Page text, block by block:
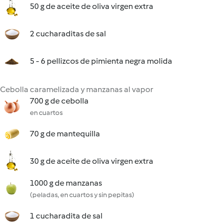
50 g de aceite de oliva virgen extra
2 cucharaditas de sal
5 - 6 pellizcos de pimienta negra molida
Cebolla caramelizada y manzanas al vapor
700 g de cebolla
en cuartos
70 g de mantequilla
30 g de aceite de oliva virgen extra
1000 g de manzanas
(peladas, en cuartos y sin pepitas)
1 cucharadita de sal